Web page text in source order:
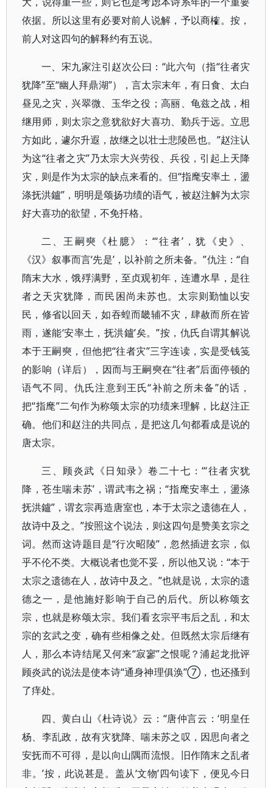
依据。所以这里有必要对前人说解，予以商榷。按，
前人对这四句的解释约有五说。
一、宋九家注引赵次公曰：“此六句（指“往者灾
犹降”至“幽人拜鼎湖”），言太宗末年，有日食、太白
昼见之灾，兴翠微、玉华之役；高丽、龟兹之战，相
继用师，则太宗之意犹欲好大喜功、勤兵于远。立思
方如此，遽尔升遐，故继之以壮士悲陵邑也。”赵注认
为这“往者之灾”乃太宗大兴劳役、兵役，引起上天降
灾，则是作为太宗的缺点来看的。但“指麾安率土，盪
涤抚洪鑪”，明明是颂扬功绩的语气，被赵注解为太宗
好大喜功的欲望，不免扦格。
二、王嗣奭《杜臆》：“‘往者’，犹《史》、
《汉》叙事而言‘先是’，以补前之所未备。”仇注：“自
隋末大水，饿殍满野，至贞观初年，连遭水旱，是往
者之天灾犹降，而民困尚未苏也。太宗则勤恤以安
民，修省以回天，如吞蝗而畿辅不灾，肆赦而所在皆
雨，遂能‘安率土，抚洪鑪’矣。”按，仇氏自谓其解说
本于王嗣奭，但他把“往者灾”三字连读，实是受钱笺
的影响（详后），因而与王嗣奭在“往者”后面停顿的
语气不同。仇氏注意到王氏“补前之所未备”的话，
把“指麾”二句作为称颂太宗的功绩来理解，比赵注正
确。他们和赵注的共同点，是把这几句都看成是说的
唐太宗。
三、顾炎武《日知录》卷二十七：“‘往者灾犹
降，苍生喘未苏’，谓武韦之祸；“指麾安率土，盪涤
抚洪鑪”，谓玄宗再造唐室也，本于太宗之遗德在人，
故诗中及之。”按照这个说法，则这四句是赞美玄宗之
词。然而这诗题目是“行次昭陵”，忽然插进玄宗，似
乎不伦不类。大概说者也觉不妥，所以他又说：“本于
太宗之遗德在人，故诗中及之。”也就是说，太宗的遗
德之一，是他施好影响于自己的后代。所以称颂玄
宗，也就是称颂太宗。我们看玄宗平韦后之乱，和太
宗的玄武之变，确有些相像之处。但既然太宗后继有
人，那么本诗结尾又何来“寂寥”之恨呢？浦起龙批评
顾炎武的说法是使本诗“通身神理俱涣”⑦，也还搔到
了痒处。
四、黄白山《杜诗说》云：“唐仲言云：‘明皇任
杨、李乱政，故有灾犹降、喘未苏之叹，因思向者之
安抚而不可得，是以向山隅而流恨。旧作隋末之乱者
非。’按，此说甚是。盖从‘文物’四句读下，便见今日